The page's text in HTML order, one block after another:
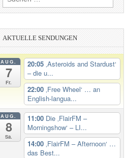
nach:
AKTUELLE SENDUNGEN
AUG.
7
Fr.
20:05 ‚Asteroids and Stardust‘
– die u...
22:00 ‚Free Wheel‘ … an
English-langua...
AUG.
8
Sa.
11:00 Die ‚FlairFM –
Morningshow‘ – LI...
14:00 ‚FlairFM – Afternoon‘ …
das Best...